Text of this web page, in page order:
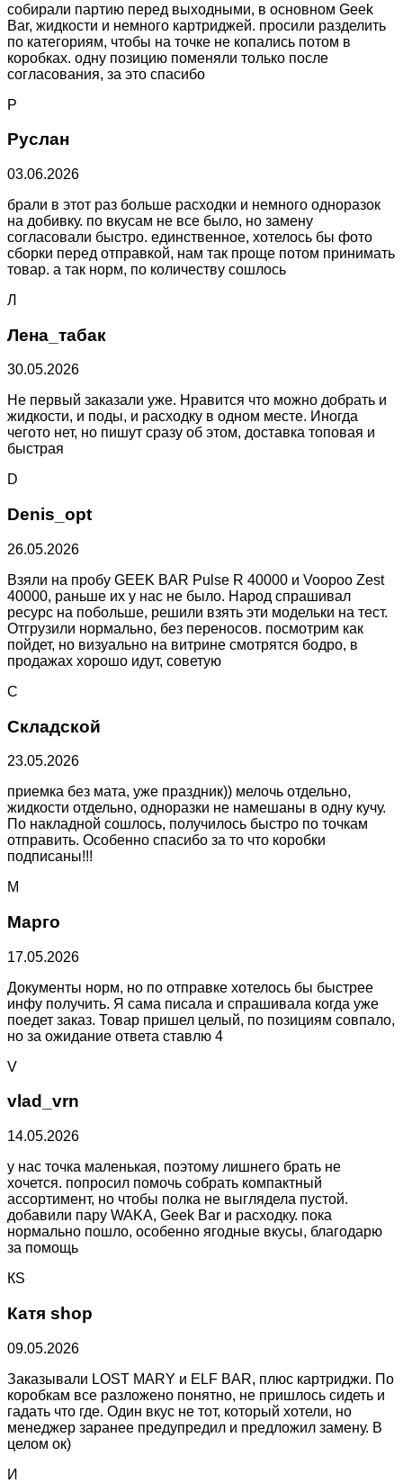
собирали партию перед выходными, в основном Geek
Bar, жидкости и немного картриджей. просили разделить
по категориям, чтобы на точке не копались потом в
коробках. одну позицию поменяли только после
согласования, за это спасибо
Р
Руслан
03.06.2026
брали в этот раз больше расходки и немного одноразок
на добивку. по вкусам не все было, но замену
согласовали быстро. единственное, хотелось бы фото
сборки перед отправкой, нам так проще потом принимать
товар. а так норм, по количеству сошлось
Л
Лена_табак
30.05.2026
Не первый заказали уже. Нравится что можно добрать и
жидкости, и поды, и расходку в одном месте. Иногда
чегото нет, но пишут сразу об этом, доставка топовая и
быстрая
D
Denis_opt
26.05.2026
Взяли на пробу GEEK BAR Pulse R 40000 и Voopoo Zest
40000, раньше их у нас не было. Народ спрашивал
ресурс на побольше, решили взять эти модельки на тест.
Отгрузили нормально, без переносов. посмотрим как
пойдет, но визуально на витрине смотрятся бодро, в
продажах хорошо идут, советую
С
Складской
23.05.2026
приемка без мата, уже праздник)) мелочь отдельно,
жидкости отдельно, одноразки не намешаны в одну кучу.
По накладной сошлось, получилось быстро по точкам
отправить. Особенно спасибо за то что коробки
подписаны!!!
М
Марго
17.05.2026
Документы норм, но по отправке хотелось бы быстрее
инфу получить. Я сама писала и спрашивала когда уже
поедет заказ. Товар пришел целый, по позициям совпало,
но за ожидание ответа ставлю 4
V
vlad_vrn
14.05.2026
у нас точка маленькая, поэтому лишнего брать не
хочется. попросил помочь собрать компактный
ассортимент, но чтобы полка не выглядела пустой.
добавили пару WAKA, Geek Bar и расходку. пока
нормально пошло, особенно ягодные вкусы, благодарю
за помощь
КS
Катя shop
09.05.2026
Заказывали LOST MARY и ELF BAR, плюс картриджи. По
коробкам все разложено понятно, не пришлось сидеть и
гадать что где. Один вкус не тот, который хотели, но
менеджер заранее предупредил и предложил замену. В
целом ок)
И